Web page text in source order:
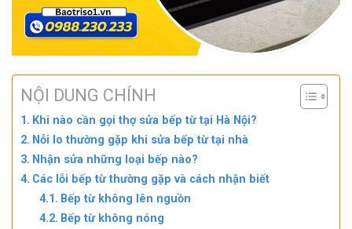
NỘI DUNG CHÍNH
Khi nào cần gọi thợ sửa bếp từ tại Hà Nội?
Nỗi lo thường gặp khi sửa bếp từ tại nhà
Nhận sửa những loại bếp nào?
Các lỗi bếp từ thường gặp và cách nhận biết
Bếp từ không lên nguồn
Bếp từ không nóng